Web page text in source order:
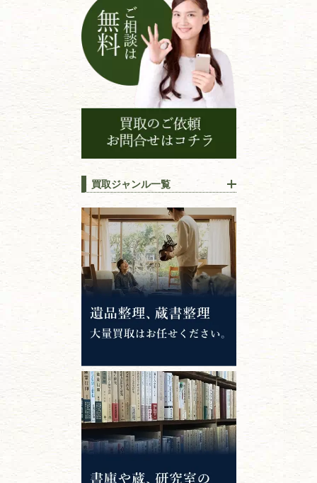
買取ジャンル一覧
江戸時代の書物
唐本・漢籍・
中国書物・朝鮮本
錦絵・浮世絵・版画・刷り物
専門書・ 学術書
哲学書・思想書
心理学・倫理学
仏教書
神道・神社仏閣
イスラム教